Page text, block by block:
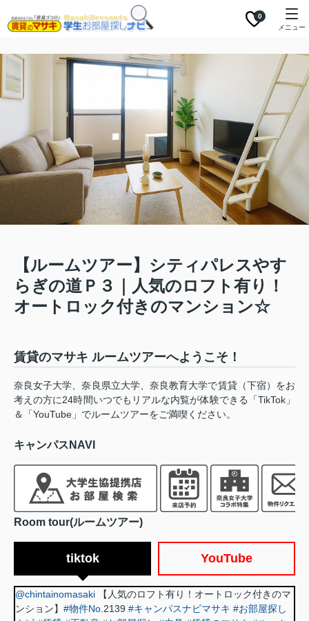
0
メニュー
【ルームツアー】シティパレスやす
らぎの道Ｐ３｜人気のロフト有り！
オートロック付きのマンション☆
賃貸のマサキ ルームツアーへようこそ！
奈良女子大学、奈良県立大学、奈良教育大学で賃貸（下宿）をお
考えの方に24時間いつでもリアルな内覧が体験できる「TikTok」
＆「YouTube」でルームツアーをご満喫ください。
キャンパスNAVI
Room tour(ルームツアー)
tiktok YouTube
@chintainomasaki 【人気のロフト有り！オートロック付きのマ
ンション】 #物件No .2139 #キャンパスナビマサキ #お部屋探し